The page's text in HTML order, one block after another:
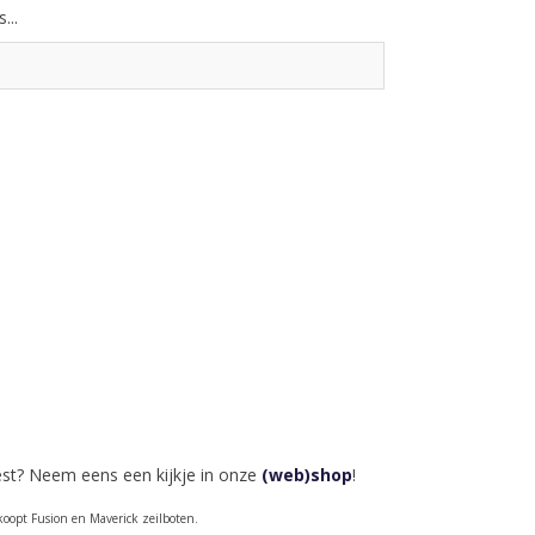
Neem eens een kijkje in onze (web)shop!
Fusion en Maverick zeilboten.